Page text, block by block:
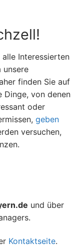
alle Interessierten
unsere
finden Sie auf
Dinge, von denen
oder
geben
versuchen,
und über
Kontaktseite.